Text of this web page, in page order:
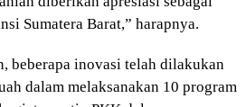
Sumatera Barat,” harapnya.
beberapa inovasi telah dilakukan
dalam melaksanakan 10 program